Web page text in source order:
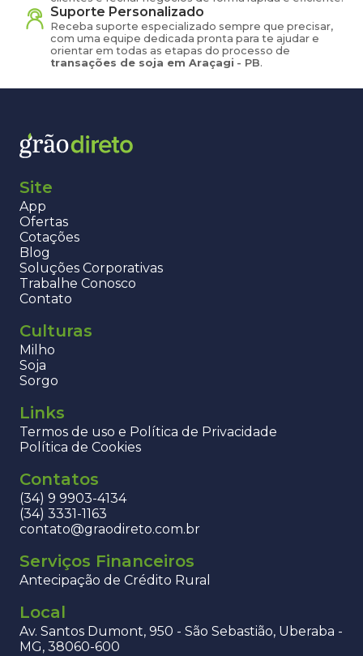
Suporte Personalizado
Receba suporte especializado sempre que precisar,
com uma equipe dedicada pronta para te ajudar e
orientar em todas as etapas do processo de
transações de soja em Araçagi - PB.
Site
App
Ofertas
Cotações
Blog
Soluções Corporativas
Trabalhe Conosco
Contato
Culturas
Milho
Soja
Sorgo
Links
Termos de uso e Política de Privacidade
Política de Cookies
Contatos
(34) 9 9903-4134
(34) 3331-1163
contato@graodireto.com.br
Serviços Financeiros
Antecipação de Crédito Rural
Local
Av. Santos Dumont, 950 - São Sebastião, Uberaba -
MG, 38060-600